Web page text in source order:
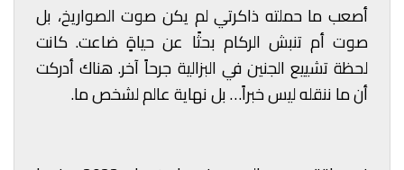
أصعب ما حملته ذاكرتي لم يكن صوت الصواريخ، بل
صوت أم تنبش الركام بحثًا عن حياةٍ ضاعت. كانت
لحظة تشييع الجنين في البزالية جرحاً آخر. هناك أدركت
أن ما ننقله ليس خبراً… بل نهاية عالم لشخص ما.